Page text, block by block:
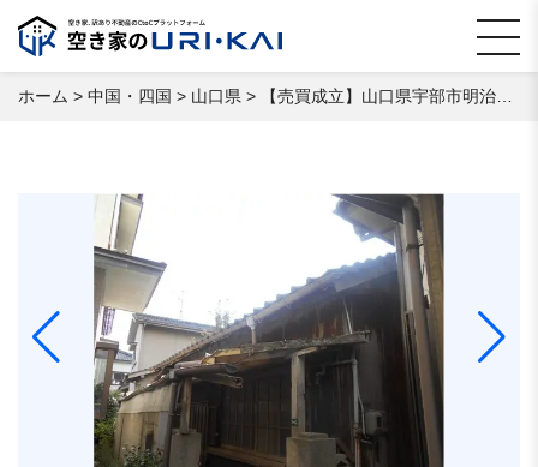
ホーム > 中国・四国 > 山口県 > 【売買成立】⼭⼝県宇部市明治町 空き家